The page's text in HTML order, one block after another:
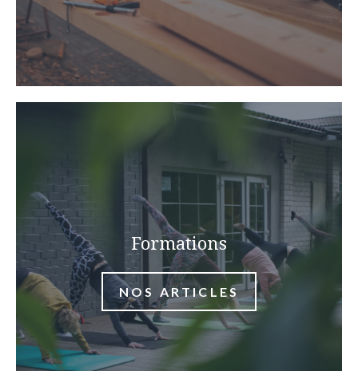
Formations
NOS ARTICLES